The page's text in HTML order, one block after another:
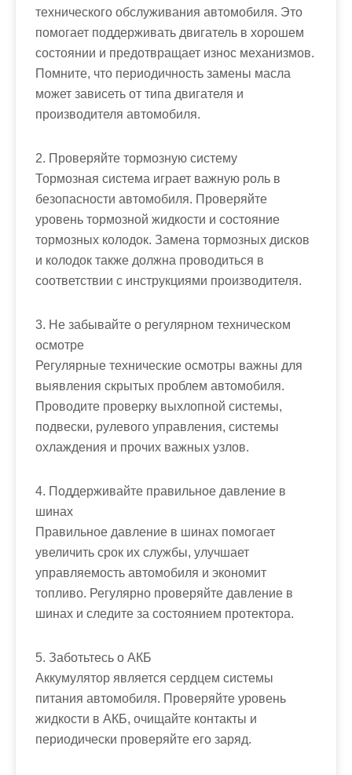
технического обслуживания автомобиля. Это
помогает поддерживать двигатель в хорошем
состоянии и предотвращает износ механизмов.
Помните, что периодичность замены масла
может зависеть от типа двигателя и
производителя автомобиля.
2. Проверяйте тормозную систему
Тормозная система играет важную роль в
безопасности автомобиля. Проверяйте
уровень тормозной жидкости и состояние
тормозных колодок. Замена тормозных дисков
и колодок также должна проводиться в
соответствии с инструкциями производителя.
3. Не забывайте о регулярном техническом
осмотре
Регулярные технические осмотры важны для
выявления скрытых проблем автомобиля.
Проводите проверку выхлопной системы,
подвески, рулевого управления, системы
охлаждения и прочих важных узлов.
4. Поддерживайте правильное давление в
шинах
Правильное давление в шинах помогает
увеличить срок их службы, улучшает
управляемость автомобиля и экономит
топливо. Регулярно проверяйте давление в
шинах и следите за состоянием протектора.
5. Заботьтесь о АКБ
Аккумулятор является сердцем системы
питания автомобиля. Проверяйте уровень
жидкости в АКБ, очищайте контакты и
периодически проверяйте его заряд.